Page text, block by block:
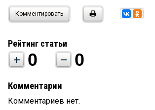
Комментировать
Рейтинг статьи
0 0
Комментарии
Комментариев нет.